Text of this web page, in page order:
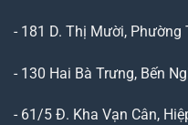
- 181 D. Thị Mười, Phường
- 130 Hai Bà Trưng, Bến
- 61/5 Đ. Kha Vạn Cân,